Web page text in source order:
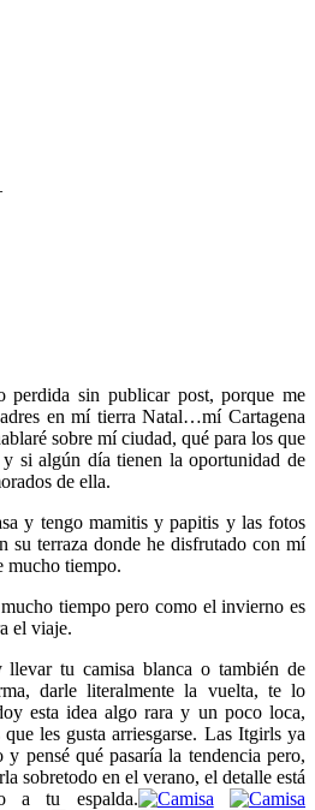
perdida sin publicar post, porque me
en mí tierra Natal…mí Cartagena
sobre mí ciudad, qué para los que
si algún día tienen la oportunidad de
de ella.
y tengo mamitis y papitis y las fotos
su terraza donde he disfrutado con mí
mucho tiempo.
tiempo pero como el invierno es
el viaje.
tu camisa blanca o también de
darle literalmente la vuelta, te lo
esta idea algo rara y un poco loca,
les gusta arriesgarse. Las Itgirls ya
y pensé qué pasaría la tendencia pero,
sobretodo en el verano, el detalle está
a tu espalda.